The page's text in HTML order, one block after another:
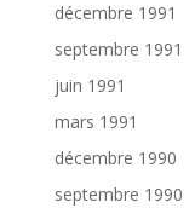
décembre 1991
septembre 1991
juin 1991
mars 1991
décembre 1990
septembre 1990